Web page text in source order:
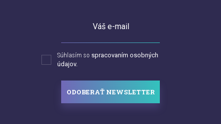
Váš e-mail
Súhlasím so spracovaním osobných
údajov.
ODOBERAŤ NEWSLETTER